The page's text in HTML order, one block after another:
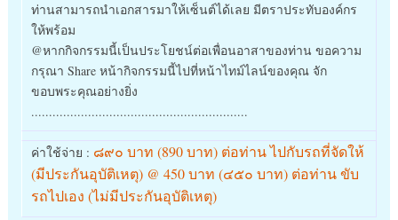
ท่านสามารถนำเอกสารมาให้เซ็นต์ได้เลย มีตราประทับองค์กร
ให้พร้อม
@หากกิจกรรมนี้เป็นประโยชน์ต่อเพื่อนอาสาของท่าน ขอความ
กรุณา Share หน้ากิจกรรมนี้ไปที่หน้าไทม์ไลน์ของคุณ จัก
ขอบพระคุณอย่างยิ่ง
.............................................................
ค่าใช้จ่าย : ๘๙๐ บาท (890 บาท) ต่อท่าน ไปกับรถที่จัดให้
(มีประกันอุบัติเหตุ) @ 450 บาท (๔๕๐ บาท) ต่อท่าน ขับ
รถไปเอง (ไม่มีประกันอุบัติเหตุ)